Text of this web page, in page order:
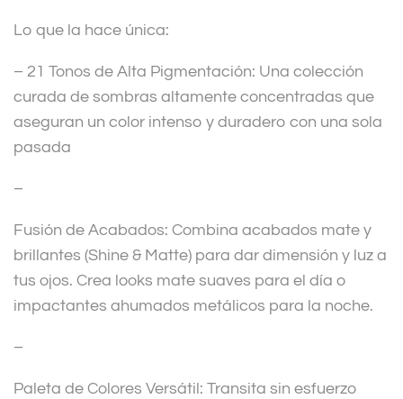
Lo que la hace única:
– 21 Tonos de Alta Pigmentación: Una colección
curada de sombras altamente concentradas que
aseguran un color intenso y duradero con una sola
pasada
–
Fusión de Acabados: Combina acabados mate y
brillantes (Shine & Matte) para dar dimensión y luz a
tus ojos. Crea looks mate suaves para el día o
impactantes ahumados metálicos para la noche.
–
Paleta de Colores Versátil: Transita sin esfuerzo